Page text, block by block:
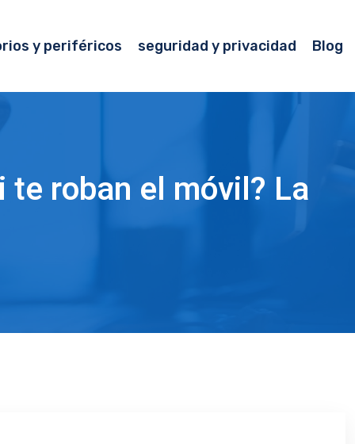
y periféricos seguridad y privacidad Blog
roban el móvil? La